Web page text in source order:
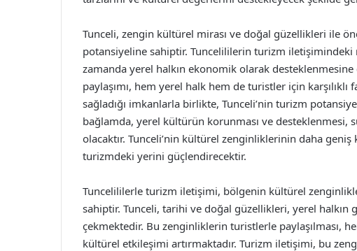
Tunceli, zengin kültürel mirası ve doğal güzellikleri ile
potansiyeline sahiptir. Tuncelililerin turizm iletişimindeki
zamanda yerel halkın ekonomik olarak
paylaşımı, hem yerel halk hem de turistler için
sağladığı imkanlarla birlikte, Tunceli’nin turizm
bağlamda, yerel kültürün korunması ve desteklenmesi,
olacaktır. Tunceli’nin kültürel zenginliklerinin daha geniş
turizmdeki yerini güçlendirecektir.
Tuncelililerle turizm iletişimi, bölgenin kültürel
sahiptir. Tunceli, tarihi ve doğal güzellikleri, yerel
çekmektedir. Bu zenginliklerin turistlerle paylaşılması,
kültürel etkileşimi artırmaktadır. Turizm iletişimi, bu